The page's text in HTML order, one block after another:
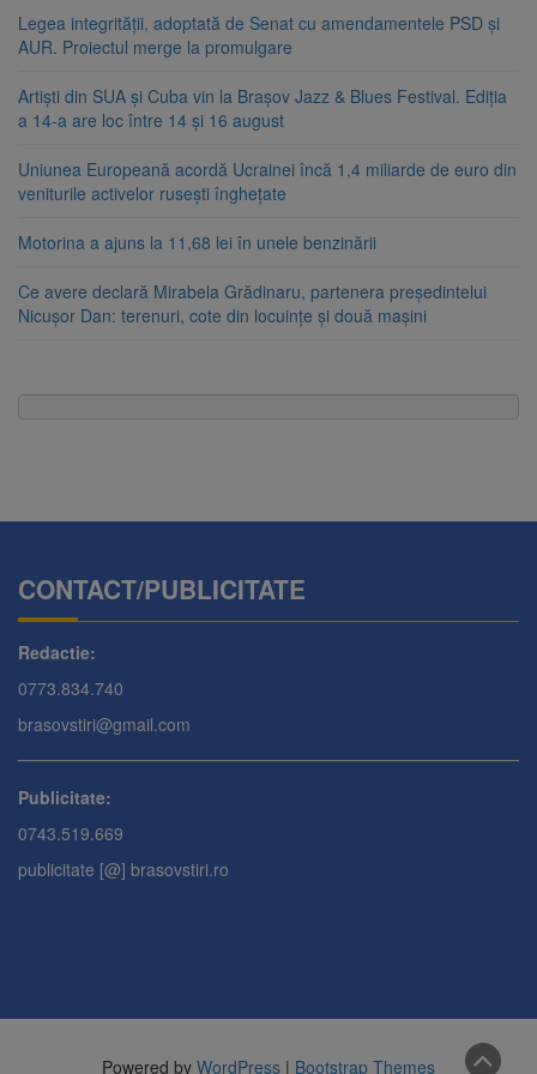
Legea integrității, adoptată de Senat cu amendamentele PSD și
AUR. Proiectul merge la promulgare
Artiști din SUA și Cuba vin la Brașov Jazz & Blues Festival. Ediția
a 14-a are loc între 14 și 16 august
Uniunea Europeană acordă Ucrainei încă 1,4 miliarde de euro din
veniturile activelor rusești înghețate
Motorina a ajuns la 11,68 lei în unele benzinării
Ce avere declară Mirabela Grădinaru, partenera președintelui
Nicușor Dan: terenuri, cote din locuințe și două mașini
CONTACT/PUBLICITATE
Redactie:
0773.834.740
brasovstiri@gmail.com
Publicitate:
0743.519.669
publicitate [@] brasovstiri.ro
Powered by WordPress | Bootstrap Themes